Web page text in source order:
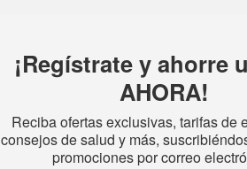
¡Regístrate y ahorre
AHORA!
Reciba ofertas exclusivas, tarifas de
consejos de salud y más,
promociones por correo